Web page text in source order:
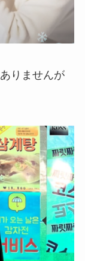
りませんが